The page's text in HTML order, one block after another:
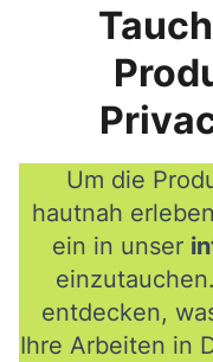
Um die
hautnah
ein in unser
entdecken,
Ihre Arbeiten in